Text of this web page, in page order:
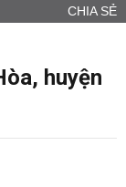
CHIA SẺ
huyện